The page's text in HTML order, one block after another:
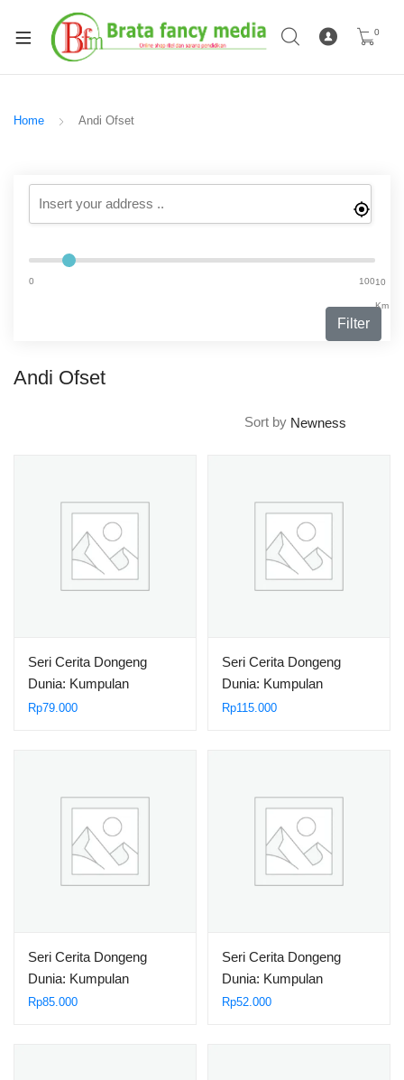
0
Home Andi Ofset
0 10
Km
100
Filter
Andi Ofset
Sort by
Seri Cerita Dongeng
Dunia: Kumpulan
Dongeng Negeri Rusia, Si
Rp79.000
Seri Cerita Dongeng
Dunia: Kumpulan
Dongeng Negeri Jepang,
Rp115.000
Seri Cerita Dongeng
Dunia: Kumpulan
Dongeng Negeri Cina,
Rp85.000
Seri Cerita Dongeng
Dunia: Kumpulan
Dongeng Negeri Amerika,
Rp52.000